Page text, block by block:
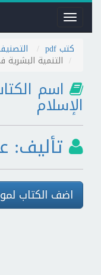
Toggle
navigation
كتب pdf
التصنيفات
التنمية البشرية
اسم
الإسلام
تأليف:
اضف الكتاب